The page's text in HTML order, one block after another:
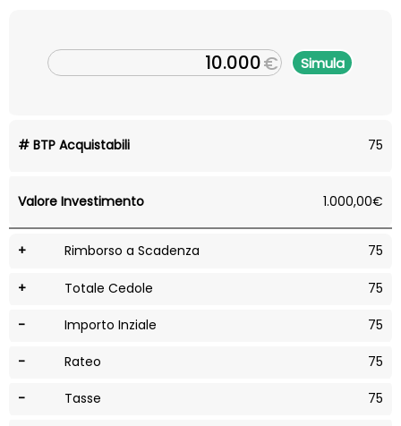
€ Simula
# BTP Acquistabili 75
Valore Investimento 1.000,00€
+ Rimborso a Scadenza 75
+ Totale Cedole 75
- Importo Inziale 75
- Rateo 75
- Tasse 75